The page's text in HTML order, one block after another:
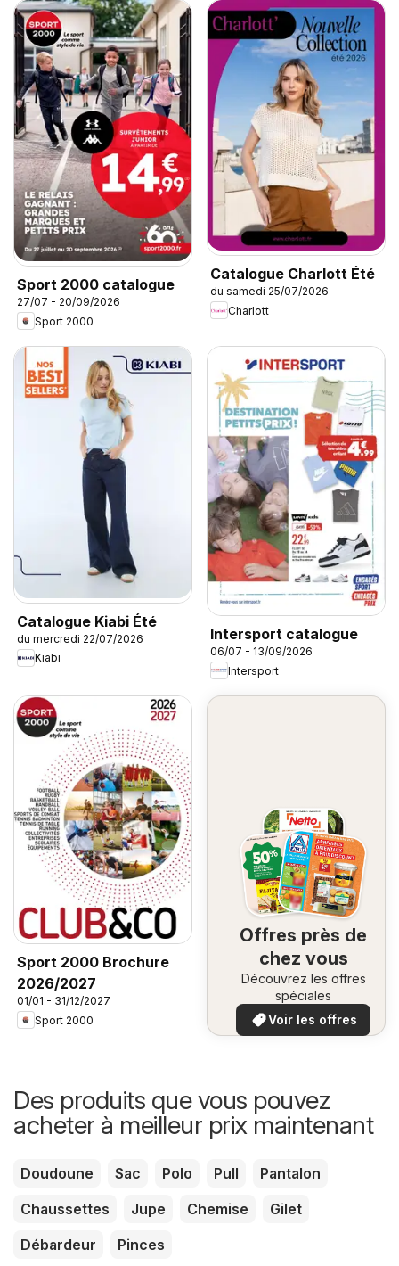
Sport 2000 catalogue
27/07 - 20/09/2026
Sport 2000
Catalogue Charlott Été
du samedi 25/07/2026
Charlott
Catalogue Kiabi Été
du mercredi 22/07/2026
Kiabi
Intersport catalogue
06/07 - 13/09/2026
Intersport
Sport 2000 Brochure
2026/2027
01/01 - 31/12/2027
Sport 2000
Offres près de
chez vous
Découvrez les offres
spéciales
Voir les offres
Des produits que vous pouvez
acheter à meilleur prix maintenant
Doudoune Sac Polo Pull
Pantalon
Chaussettes
Jupe Chemise
Gilet
Débardeur
Pinces